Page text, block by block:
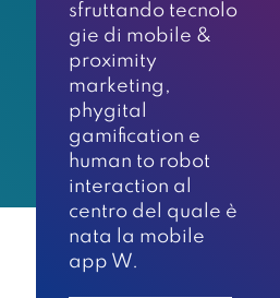
sfruttando tecnolo
gie di mobile &
proximity
marketing,
phygital
gamification e
human to robot
interaction al
centro del quale è
nata la mobile
app W.